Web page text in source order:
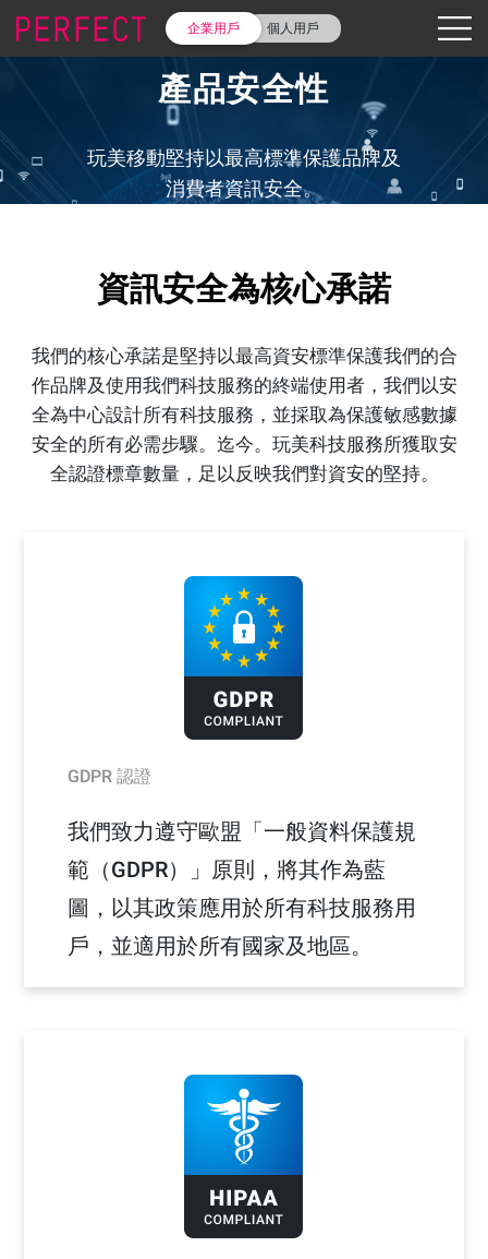
企業用戶 個人用戶
產品安全性
玩美移動堅持以最高標準保護品牌及
消費者資訊安全。
資訊安全為核心承諾
我們的核心承諾是堅持以最高資安標準保護我們的合
作品牌及使用我們科技服務的終端使用者，我們以安
全為中心設計所有科技服務，並採取為保護敏感數據
安全的所有必需步驟。迄今。玩美科技服務所獲取安
全認證標章數量，足以反映我們對資安的堅持。
GDPR 認證
我們致力遵守歐盟「一般資料保護規
範（GDPR）」原則，將其作為藍
圖，以其政策應用於所有科技服務用
戶，並適用於所有國家及地區。